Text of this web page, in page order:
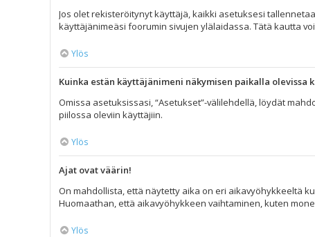
Jos olet rekisteröitynyt käyttäjä, kaikki asetuksesi
käyttäjänimeäsi foorumin sivujen ylälaidassa. Tätä kautta
Ylös
Kuinka estän käyttäjänimeni näkymisen paikalla olevissa
Omissa asetuksissasi, “Asetukset”-välilehdellä, löydät
piilossa oleviin käyttäjiin.
Ylös
Ajat ovat väärin!
On mahdollista, että näytetty aika on eri aikavyöhykkeeltä
Huomaathan, että aikavyöhykkeen vaihtaminen, kuten
Ylös